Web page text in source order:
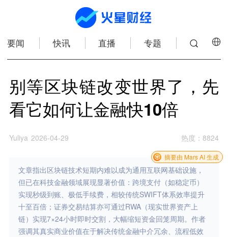
要闻 快讯 直播 专题
别等区块链改变世界了，先
看它如何让金融快10倍
Yuliya 2026-04-29 热度 ：8824
文章指出区块链技术短期内难以成为通用互联网基础设施，
但已在科技金融领域展现显著价值：跨境支付（如稳定币）
实现秒级到账、极低手续费，相较传统SWIFT体系效率提升
十至百倍；证券交易结算亦可通过RWA（现实世界资产上
链）实现7×24小时即时交割，大幅缩短资金回笼周期。作者
强调其真实商业价值在于解决传统金融中介冗余、流程低效
摘要由 Mars AI 生成